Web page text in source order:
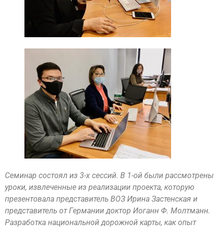
Семинар состоял из 3-х сессий. В 1-ой были рассмотрены
уроки, извлеченные из реализации проекта, которую
презентовала представитель ВОЗ Ирина Застенская и
представитель от Германии доктор Иоганн Ф. Молтманн.
Разработка национальной дорожной карты, как опыт